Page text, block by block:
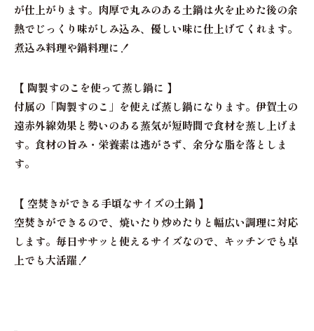
が仕上がります。肉厚で丸みのある土鍋は火を止めた後の余
熱でじっくり味がしみ込み、優しい味に仕上げてくれます。
煮込み料理や鍋料理に！
【 陶製すのこを使って蒸し鍋に 】
付属の「陶製すのこ」を使えば蒸し鍋になります。伊賀土の
遠赤外線効果と勢いのある蒸気が短時間で食材を蒸し上げま
す。食材の旨み・栄養素は逃がさず、余分な脂を落としま
す。
【 空焚きができる手頃なサイズの土鍋 】
空焚きができるので、焼いたり炒めたりと幅広い調理に対応
します。毎日ササッと使えるサイズなので、キッチンでも卓
上でも大活躍！